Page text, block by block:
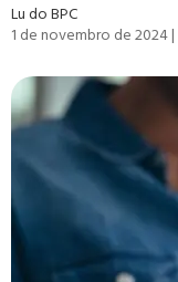
Lu do BPC
1 de novembro de 2024|